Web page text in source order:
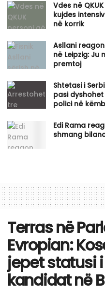
Vdes në
kujdes
në korrik
Asllani
në Leipzig: Ju
premtoj
Shtetasi i
pasi
polici në
Edi Rama
shmang
Terras në
Evropian:
jepet statusi
kandidat në